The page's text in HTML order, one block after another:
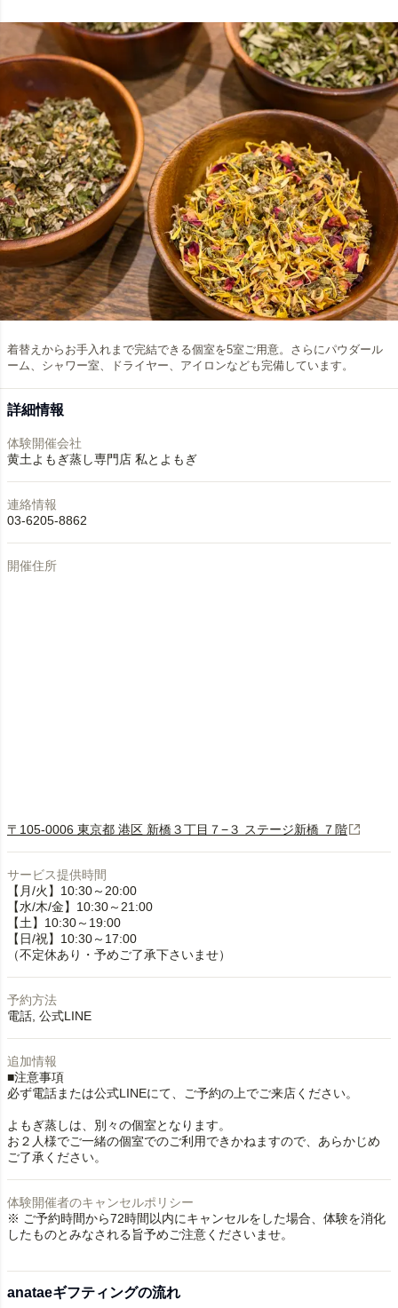
着替えからお手入れまで完結できる個室を5室ご用意。さらにパウダール
ーム、シャワー室、ドライヤー、アイロンなども完備しています。
詳細情報
体験開催会社
黄土よもぎ蒸し専門店 私とよもぎ
連絡情報
03-6205-8862
開催住所
〒105-0006 東京都 港区 新橋３丁目７−３ ステージ新橋 ７階
サービス提供時間
【月/火】10:30～20:00
【水/木/金】10:30～21:00
【土】10:30～19:00
【日/祝】10:30～17:00
（不定休あり・予めご了承下さいませ）
予約方法
電話 公式LINE
追加情報
■注意事項
必ず電話または公式LINEにて、ご予約の上でご来店ください。
よもぎ蒸しは、別々の個室となります。
お２人様でご一緒の個室でのご利用できかねますので、あらかじめ
ご了承ください。
体験開催者のキャンセルポリシー
※ ご予約時間から72時間以内にキャンセルをした場合、体験を消化
したものとみなされる旨予めご注意くださいませ。
anataeギフティングの流れ